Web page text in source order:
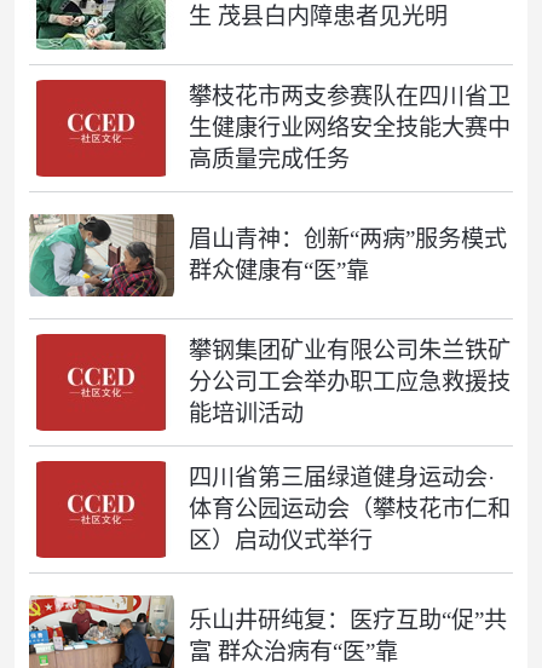
生 茂县白内障患者见光明
攀枝花市两支参赛队在四川省卫
生健康行业网络安全技能大赛中
高质量完成任务
眉山青神：创新“两病”服务模式
群众健康有“医”靠
攀钢集团矿业有限公司朱兰铁矿
分公司工会举办职工应急救援技
能培训活动
四川省第三届绿道健身运动会·
体育公园运动会（攀枝花市仁和
区）启动仪式举行
乐山井研纯复：医疗互助“促”共
富 群众治病有“医”靠